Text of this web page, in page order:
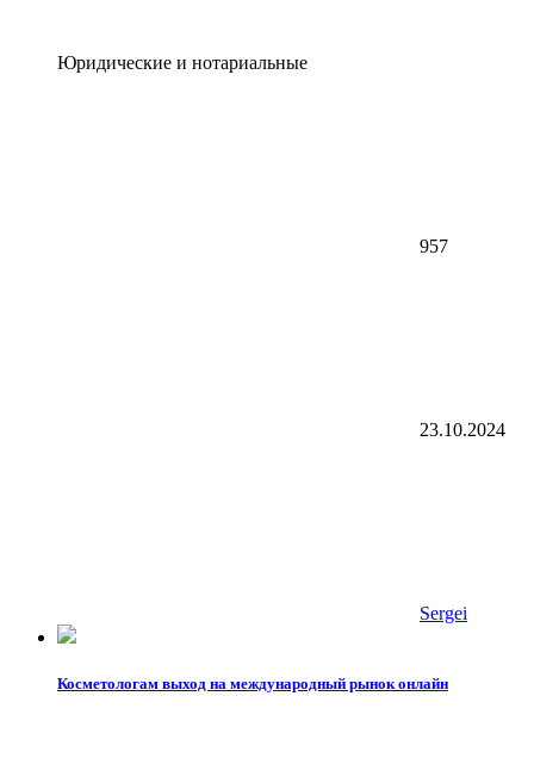
Юридические и нотариальные
957
23.10.2024
Sergei
Косметологам выход на международный рынок онлайн